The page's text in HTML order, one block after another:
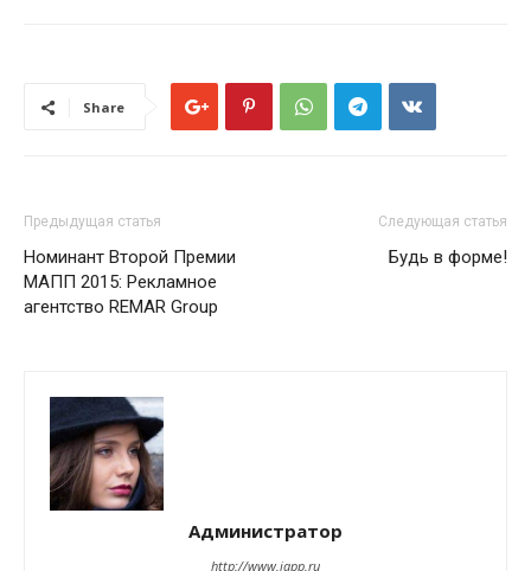
Share
Предыдущая статья
Номинант Второй Премии
МАПП 2015: Рекламное
агентство REMAR Group
Следующая статья
Будь в форме!
Администратор
http://www.iapp.ru